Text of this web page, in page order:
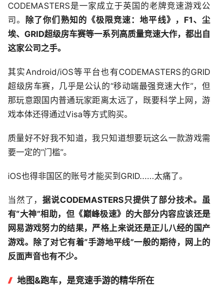
CODEMASTERS是一家成立于英国的老牌竞速游戏公
司。
除了你们熟知的《极限竞速：地平线》，F1、尘
埃、GRID超级房车赛等一系列高质量竞速大作，都出自
这家公司之手。
其实Android/iOS等平台也有CODEMASTERS的GRID
超级房车赛，几乎是公认的“移动端最强竞速大作”，但
那玩意跟国内普通玩家距离太远了，既要科学上网，游
戏本体还得通过Visa等方式购买。
质量好不好我不知道，我只知道想要玩这么一款游戏需
要一定的“门槛”。
iOS也得非国区的账号才能买到GRID......太痛了。
当然了，据说CODEMASTERS只提供了部分技术。虽
有“大神”相助，但《巅峰极速》的大部分内容应该还是
网易游戏努力的结果，严格上来说还是正儿八经的国产
游戏。除了对它有着“手游地平线”一般的期待，网上的
反面声音也有不少。
地图&跑车，是竞速手游的精华所在